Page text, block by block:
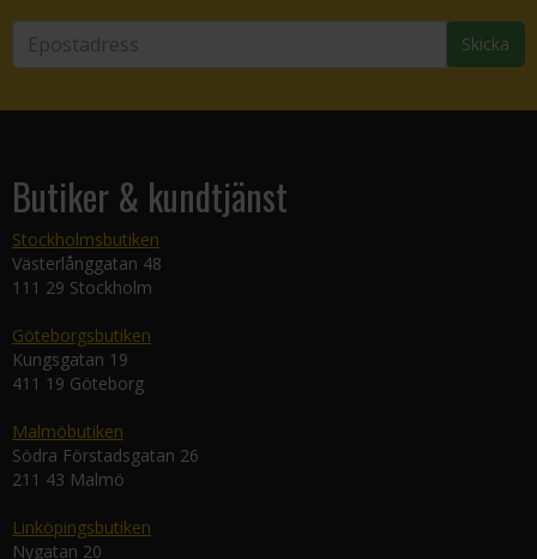
Skicka
Butiker & kundtjänst
Stockholmsbutiken
Västerlånggatan 48
111 29 Stockholm
Göteborgsbutiken
Kungsgatan 19
411 19 Göteborg
Malmöbutiken
Södra Förstadsgatan 26
211 43 Malmö
Linköpingsbutiken
Nygatan 20